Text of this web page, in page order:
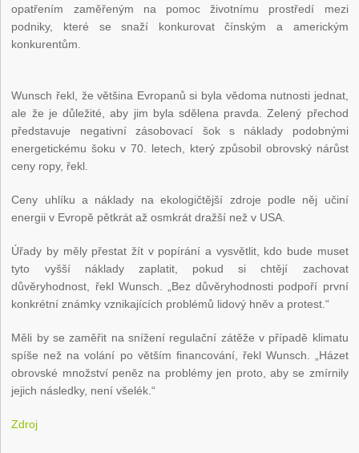
opatřením zaměřeným na pomoc životnímu prostředí mezi
podniky, které se snaží konkurovat čínským a americkým
konkurentům.
Wunsch řekl, že většina Evropanů si byla vědoma nutnosti jednat,
ale že je důležité, aby jim byla sdělena pravda. Zelený přechod
představuje negativní zásobovací šok s náklady podobnými
energetickému šoku v 70. letech, který způsobil obrovský nárůst
ceny ropy, řekl.
Ceny uhlíku a náklady na ekologičtější zdroje podle něj učiní
energii v Evropě pětkrát až osmkrát dražší než v USA.
Úřady by měly přestat žít v popírání a vysvětlit, kdo bude muset
tyto vyšší náklady zaplatit, pokud si chtějí zachovat
důvěryhodnost, řekl Wunsch. „Bez důvěryhodnosti podpoří první
konkrétní známky vznikajících problémů lidový hněv a protest.“
Měli by se zaměřit na snížení regulační zátěže v případě klimatu
spíše než na volání po větším financování, řekl Wunsch. „Házet
obrovské množství peněz na problémy jen proto, aby se zmírnily
jejich následky, není všelék.“
Zdroj